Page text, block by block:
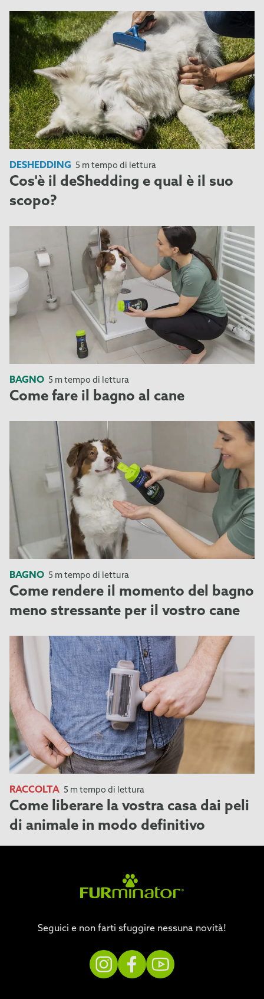
DESHEDDING 5 m tempo di lettura
Cos'è il deShedding e qual è il suo
scopo?
BAGNO 5 m tempo di lettura
Come fare il bagno al cane
BAGNO 5 m tempo di lettura
Come rendere il momento del bagno
meno stressante per il vostro cane
RACCOLTA 5 m tempo di lettura
Come liberare la vostra casa dai peli
di animale in modo definitivo
Seguici e non farti sfuggire nessuna novità!